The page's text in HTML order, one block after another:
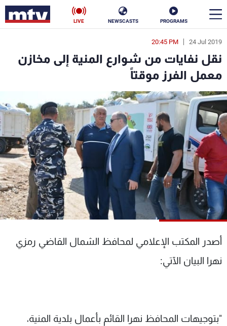
PROGRAMS
NEWSCASTS
LIVE
24 Jul 2019
20:45 PM
نقل نفايات من شوارع المنية إلى مخازن
معمل الفرز موقتاً
أصدر المكتب الإعلامي لمحافظ الشمال القاضي رمزي
نهرا البيان الآتي:
"بتوجيهات المحافظ نهرا القائم بأعمال بلدية المنية،
en
الأخبار
سياسة
إقتصاد فن
منوعات رياضة
كأس العالم
البرامج
جدول البرامج
شاهد البرامج
سياسة الخصوصية